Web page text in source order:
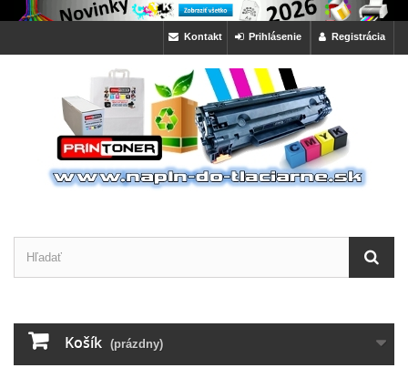
Registrácia
Prihlásenie
Kontakt
Košík (prázdny)